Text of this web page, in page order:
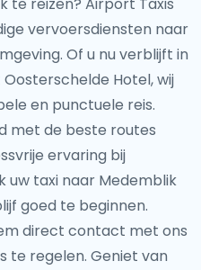
vervoersdiensten naar
Of u nu verblijft in
Hotel, wij
en punctuele reis.
met de beste routes
ervaring bij
uw taxi naar Medemblik
goed te beginnen.
direct contact met ons
te regelen. Geniet van